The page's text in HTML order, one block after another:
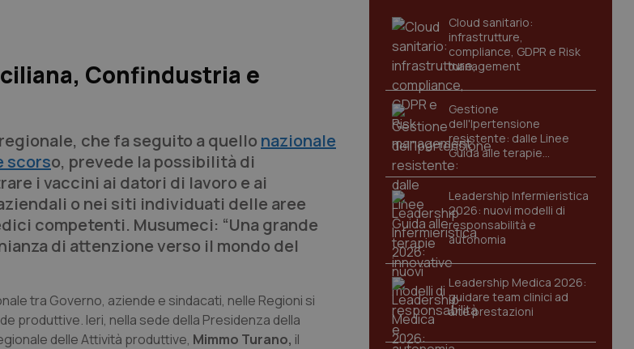
Confindustria e
che fa seguito a quello nazionale
scorso, prevede la possibilità di
i vaccini ai datori di lavoro e ai
o nei siti individuati delle aree
competenti. Musumeci: “Una grande
di attenzione verso il mondo del
tra Governo, aziende e sindacati, nelle Regioni si
produttive. Ieri, nella sede della Presidenza della
delle Attività produttive, Mimmo Turano, il
Cloud sanitario:
infrastrutture,
compliance, GDPR e Risk
management
Gestione
dell'Ipertensione
resistente: dalle Linee
Guida alle terapie
innovative
Leadership Infermieristica
2026: nuovi modelli di
responsabilità e
autonomia
Leadership Medica 2026:
guidare team clinici ad
alte prestazioni